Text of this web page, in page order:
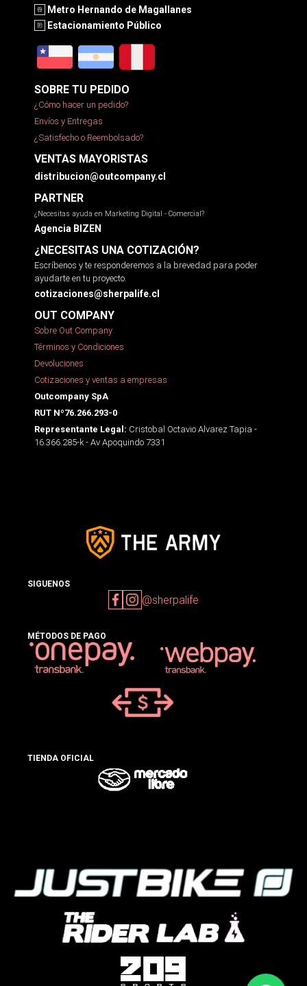
Metro Hernando de Magallanes
Estacionamiento Público
SOBRE TU PEDIDO
¿Cómo hacer un pedido?
Envíos y Entregas
¿Satisfecho o Reembolsado?
VENTAS MAYORISTAS
distribucion@outcompany.cl
PARTNER
¿Necesitas ayuda en Marketing Digital - Comercial?
Agencia BIZEN
¿NECESITAS UNA COTIZACIÓN?
Escríbenos y te responderemos a la brevedad para poder
ayudarte en tu proyecto.
cotizaciones@sherpalife.cl
OUT COMPANY
Sobre Out Company
Términos y Condiciones
Devoluciones
Cotizaciones y ventas a empresas
Outcompany SpA
RUT Nº76.266.293-0
Representante Legal: Cristobal Octavio Alvarez Tapia -
16.366.285-k - Av Apoquindo 7331
SIGUENOS
@sherpalife
MÉTODOS DE PAGO
TIENDA OFICIAL